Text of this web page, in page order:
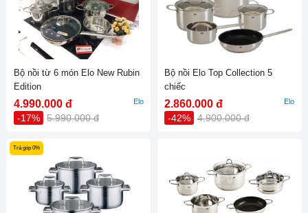
Bộ nồi từ 6 món Elo New Rubin
Edition
4.990.000 đ
-17% 5.990.000 đ
Elo
Bộ nồi Elo Top Collection 5
chiếc
2.860.000 đ
-42% 4.900.000 đ
Elo
Trả góp 0%